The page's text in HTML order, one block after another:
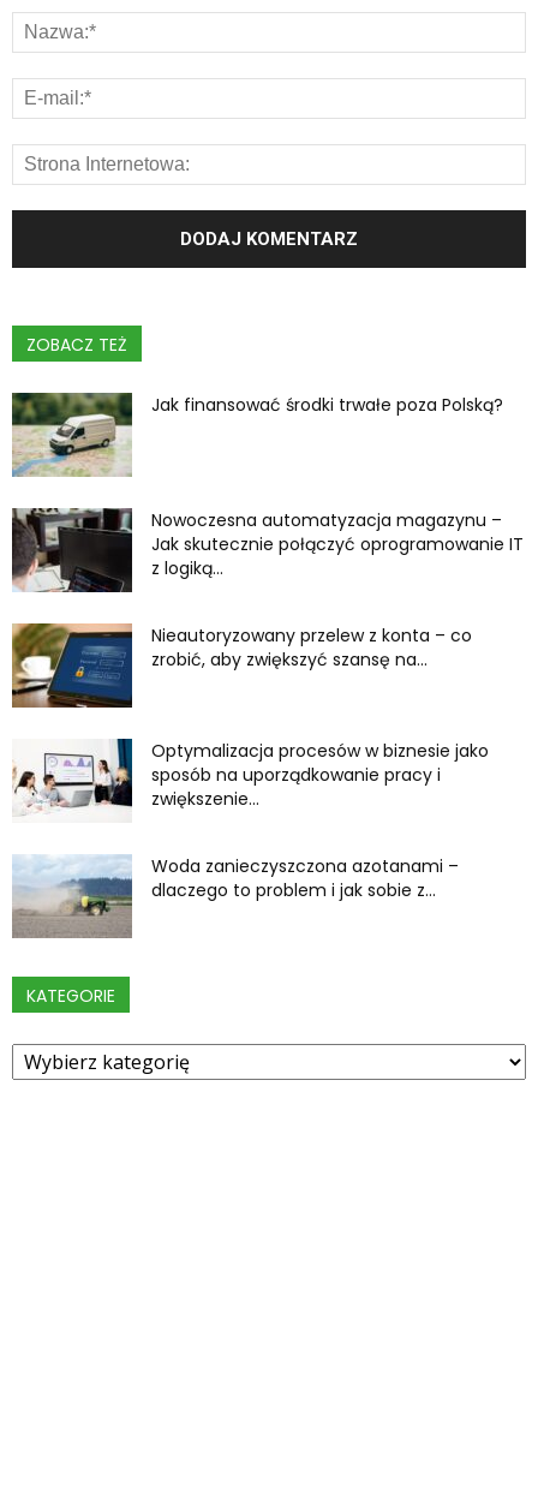
ZOBACZ TEŻ
Jak finansować środki trwałe poza Polską?
Nowoczesna automatyzacja magazynu –
Jak skutecznie połączyć oprogramowanie IT
z logiką...
Nieautoryzowany przelew z konta – co
zrobić, aby zwiększyć szansę na...
Optymalizacja procesów w biznesie jako
sposób na uporządkowanie pracy i
zwiększenie...
Woda zanieczyszczona azotanami –
dlaczego to problem i jak sobie z...
KATEGORIE
Kategorie